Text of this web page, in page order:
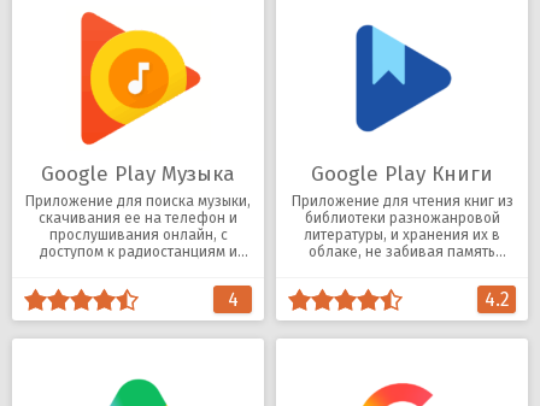
Google Play Музыка
Приложение для поиска музыки,
скачивания ее на телефон и
прослушивания онлайн, с
доступом к радиостанциям и
4
Google Play Книги
Приложение для чтения книг из
библиотеки разножанровой
литературы, и хранения их в
облаке, не забивая память
4.2